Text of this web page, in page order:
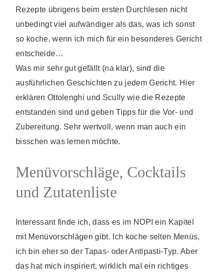
Rezepte übrigens beim ersten Durchlesen nicht
unbedingt viel aufwändiger als das, was ich sonst
so koche, wenn ich mich für ein besonderes Gericht
entscheide…
Was mir sehr gut gefällt (na klar), sind die
ausführlichen Geschichten zu jedem Gericht. Hier
erklären Ottolenghi und Scully wie die Rezepte
entstanden sind und geben Tipps für die Vor- und
Zubereitung. Sehr wertvoll, wenn man auch ein
bisschen was lernen möchte.
Menüvorschläge, Cocktails
und Zutatenliste
Interessant finde ich, dass es im NOPI ein Kapitel
mit Menüvorschlägen gibt. Ich koche selten Menüs,
ich bin eher so der Tapas- oder Antipasti-Typ. Aber
das hat mich inspiriert, wirklich mal ein richtiges